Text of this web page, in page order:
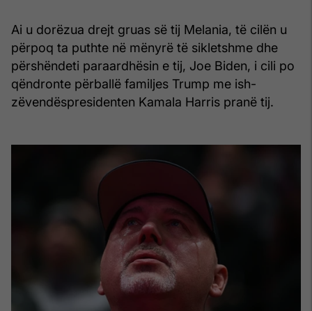
Ai u dorëzua drejt gruas së tij Melania, të cilën u
përpoq ta puthte në mënyrë të sikletshme dhe
përshëndeti paraardhësin e tij, Joe Biden, i cili po
qëndronte përballë familjes Trump me ish-
zëvendëspresidenten Kamala Harris pranë tij.